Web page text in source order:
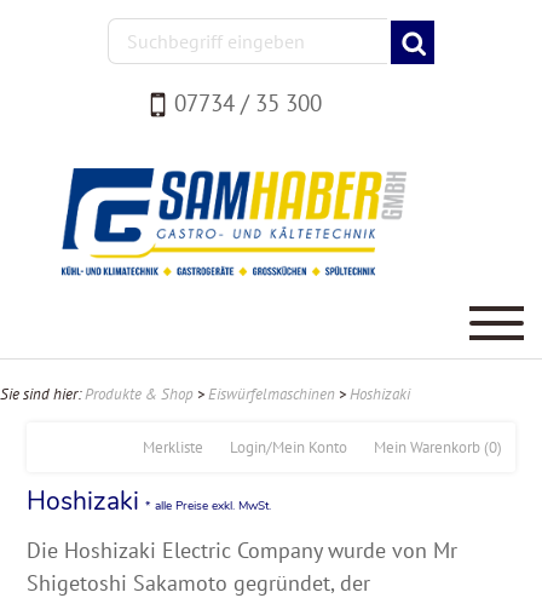
07734 / 35 300
Sie sind hier:Produkte & Shop >Eiswürfelmaschinen >Hoshizaki
Mein Warenkorb (0)
Login/Mein Konto
Merkliste
Hoshizaki * alle Preise exkl. MwSt.
Die Hoshizaki Electric Company wurde von Mr
Shigetoshi Sakamoto gegründet, der